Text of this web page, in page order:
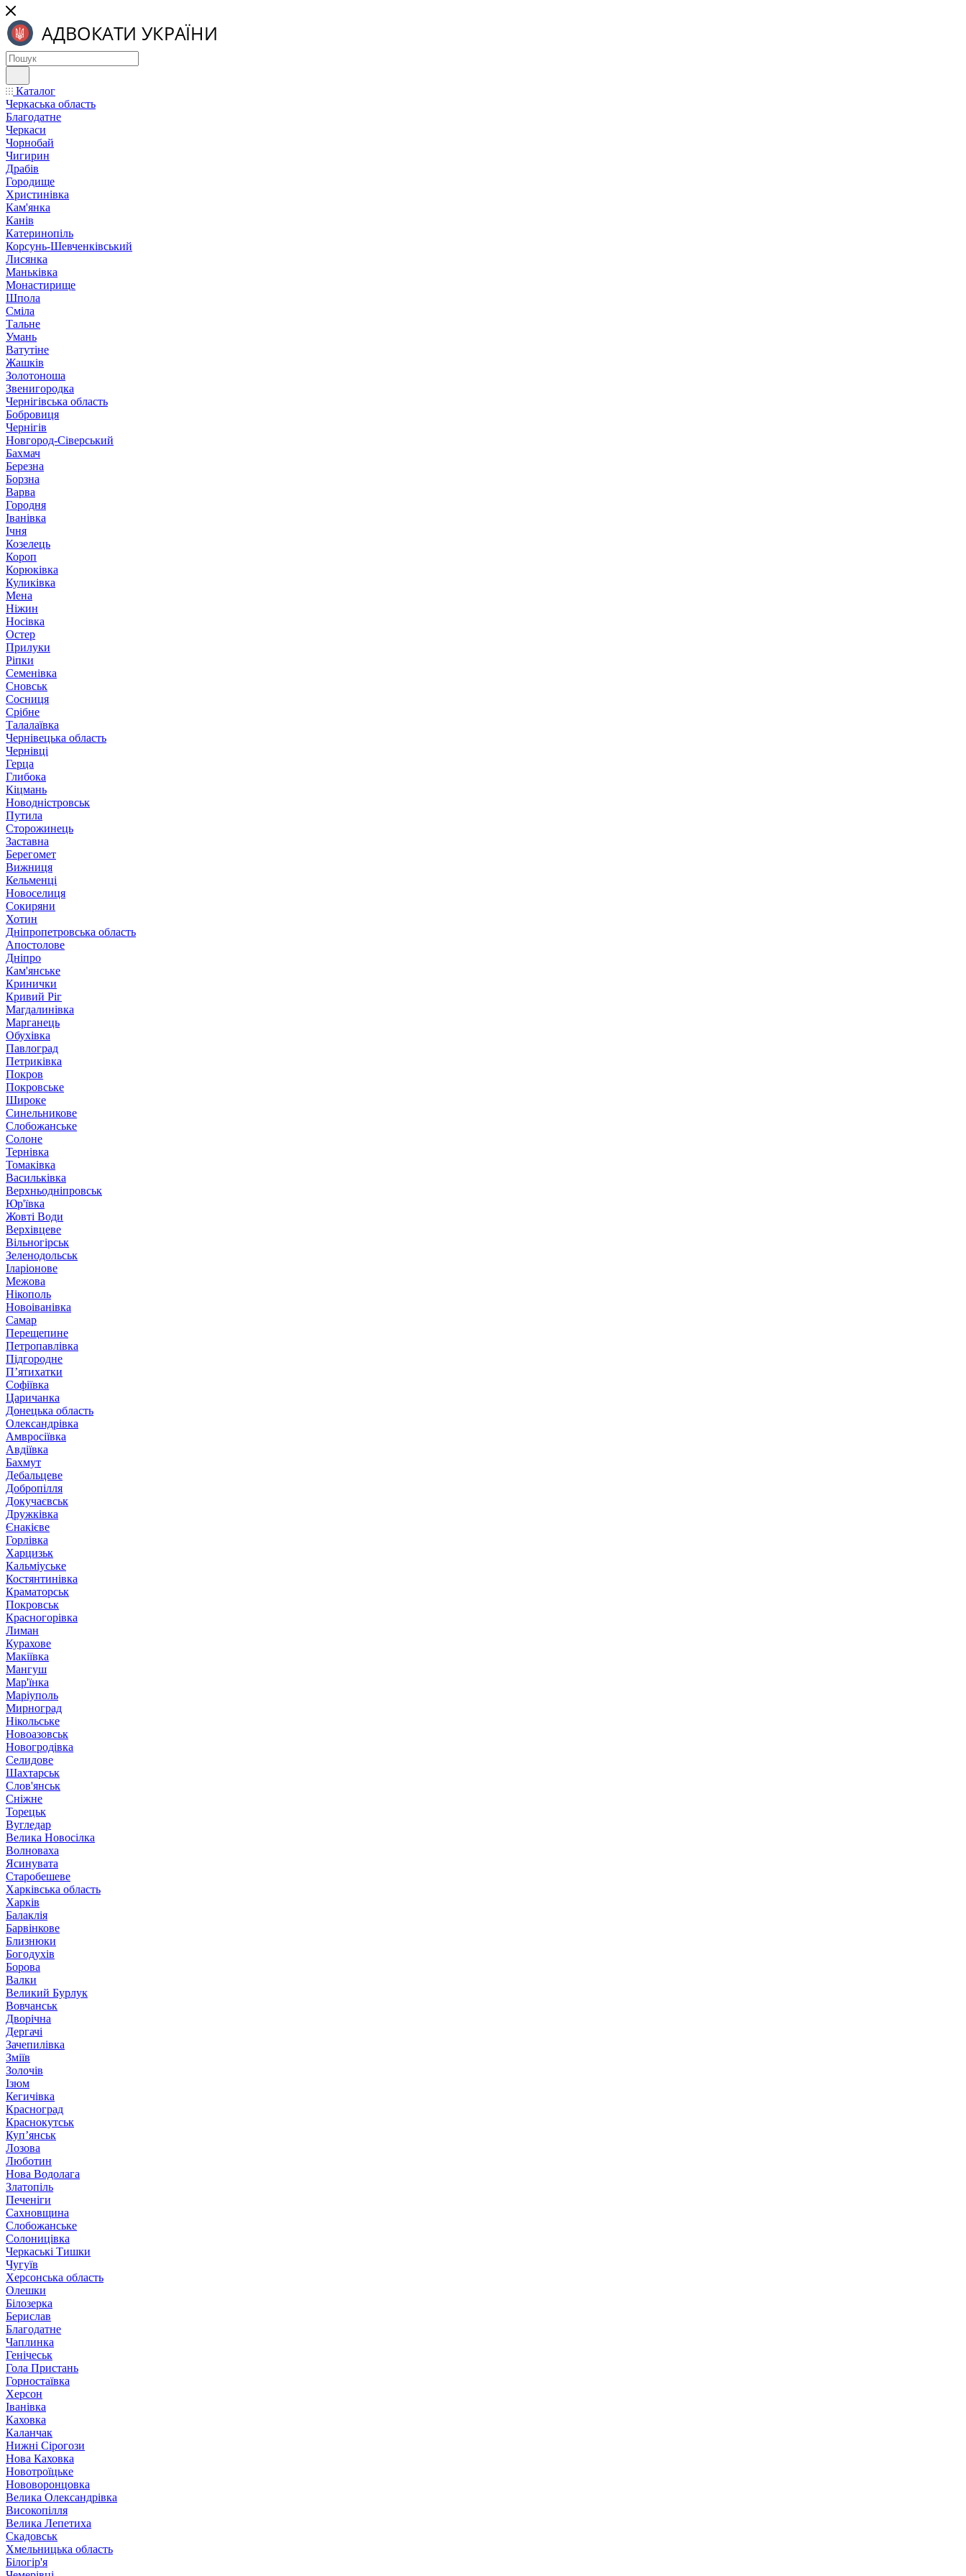
Каталог
Черкаська область
Благодатне
Черкаси
Чорнобай
Чигирин
Драбів
Городище
Христинівка
Кам'янка
Канів
Катеринопіль
Корсунь-Шевченківський
Лисянка
Маньківка
Монастирище
Шпола
Сміла
Тальне
Умань
Ватутіне
Жашків
Золотоноша
Звенигородка
Чернігівська область
Бобровиця
Чернігів
Новгород-Сіверський
Бахмач
Березна
Борзна
Варва
Городня
Іванівка
Ічня
Козелець
Короп
Корюківка
Куликівка
Мена
Ніжин
Носівка
Остер
Прилуки
Ріпки
Семенівка
Сновськ
Сосниця
Срібне
Талалаївка
Чернівецька область
Чернівці
Герца
Глибока
Кіцмань
Новодністровськ
Путила
Сторожинець
Заставна
Берегомет
Вижниця
Кельменці
Новоселиця
Сокиряни
Хотин
Дніпропетровська область
Апостолове
Дніпро
Кам'янське
Кринички
Кривий Ріг
Магдалинівка
Марганець
Обухівка
Павлоград
Петриківка
Покров
Покровське
Широке
Синельникове
Слобожанське
Солоне
Тернівка
Томаківка
Васильківка
Верхньодніпровськ
Юр'ївка
Жовті Води
Верхівцеве
Вільногірськ
Зеленодольськ
Іларіонове
Межова
Нікополь
Новоіванівка
Самар
Перещепине
Петропавлівка
Підгородне
П’ятихатки
Софіївка
Царичанка
Донецька область
Олександрівка
Амвросіївка
Авдіївка
Бахмут
Дебальцеве
Добропілля
Докучаєвськ
Дружківка
Єнакієве
Горлівка
Харцизьк
Кальміуське
Костянтинівка
Краматорськ
Покровськ
Красногорівка
Лиман
Курахове
Макіївка
Мангуш
Мар'їнка
Маріуполь
Мирноград
Нікольське
Новоазовськ
Новогродівка
Селидове
Шахтарськ
Слов'янськ
Сніжне
Торецьк
Вугледар
Велика Новосілка
Волноваха
Ясинувата
Старобешеве
Харківська область
Харків
Балаклія
Барвінкове
Близнюки
Богодухів
Борова
Валки
Великий Бурлук
Вовчанськ
Дворічна
Дергачі
Зачепилівка
Зміїв
Золочів
Ізюм
Кегичівка
Красноград
Краснокутськ
Куп’янськ
Лозова
Люботин
Нова Водолага
Златопіль
Печеніги
Сахновщина
Слобожанське
Солоницівка
Черкаські Тишки
Чугуїв
Херсонська область
Олешки
Білозерка
Берислав
Благодатне
Чаплинка
Генічеськ
Гола Пристань
Горностаївка
Херсон
Іванівка
Каховка
Каланчак
Нижні Сірогози
Нова Каховка
Новотроїцьке
Нововоронцовка
Велика Олександрівка
Високопілля
Велика Лепетиха
Скадовськ
Хмельницька область
Білогір'я